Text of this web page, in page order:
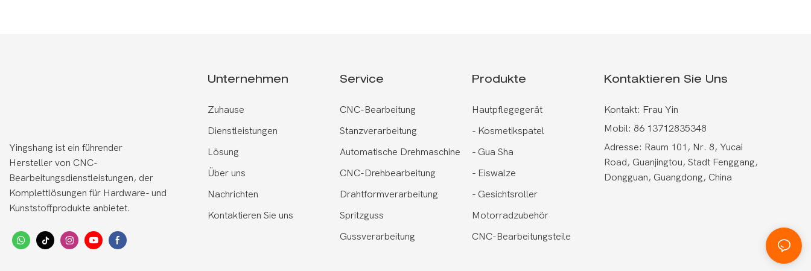
Yingshang ist ein führender
Hersteller von CNC-
Bearbeitungsdienstleistungen, der
Komplettlösungen für Hardware- und
Kunststoffprodukte anbietet.
Unternehmen
Zuhause
Dienstleistungen
Lösung
Über uns
Nachrichten
Kontaktieren Sie uns
Service
CNC-Bearbeitung
Stanzverarbeitung
Automatische Drehmaschine
CNC-Drehbearbeitung
Drahtformverarbeitung
Spritzguss
Gussverarbeitung
Produkte
Hautpflegegerät
-Kosmetikspatel
-Gua Sha
-Eiswalze
-Gesichtsroller
Motorradzubehör
CNC-Bearbeitungsteile
Kontaktieren Sie Uns
Kontakt: Frau Yin
Mobil: 86 13712835348
Adresse: Raum 101, Nr. 8, Yucai
Road, Guanjingtou, Stadt Fenggang,
Dongguan, Guangdong, China